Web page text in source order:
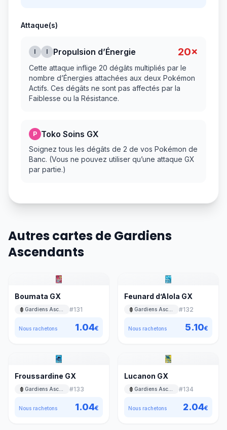
Attaque(s)
I I Propulsion d’Énergie 20×
Cette attaque inflige 20 dégâts multipliés par le
nombre d’Énergies attachées aux deux Pokémon
Actifs. Ces dégâts ne sont pas affectés par la
Faiblesse ou la Résistance.
P Toko Soins GX
Soignez tous les dégâts de 2 de vos Pokémon de
Banc. (Vous ne pouvez utiliser qu’une attaque GX
par partie.)
Autres cartes de Gardiens
Ascendants
Boumata GX
#131
Nous rachetons 1.04€
Feunard d’Alola GX
#132
Nous rachetons 5.10€
Froussardine GX
#133
Nous rachetons 1.04€
Lucanon GX
#134
Nous rachetons 2.04€